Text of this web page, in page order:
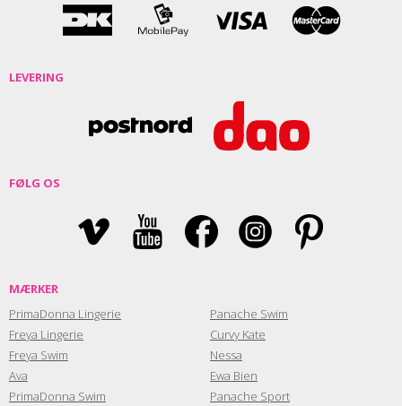
LEVERING
FØLG OS
MÆRKER
PrimaDonna Lingerie
Freya Lingerie
Freya Swim
Ava
PrimaDonna Swim
Panache Swim
Curvy Kate
Nessa
Ewa Bien
Panache Sport